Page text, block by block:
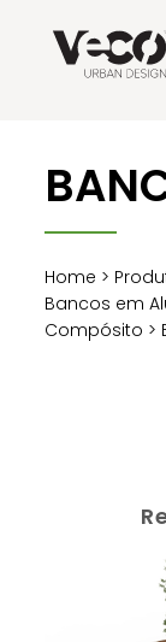
Home >
Bancos em
Compósito >